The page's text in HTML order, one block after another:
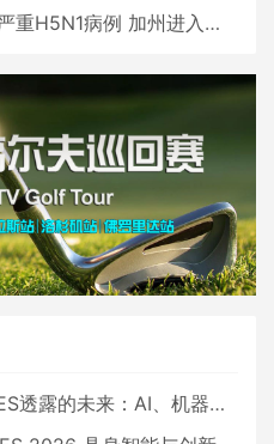
病例 加州进入紧急状态
透露的未来：AI、机器人与智能生活大爆发